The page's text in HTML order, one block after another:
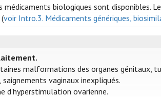
médicaments biologiques sont disponibles.
voir Intro.3. Médicaments génériques,
malformations des organes génitaux,
vaginaux inexpliqués.
d’hyperstimulation ovarienne.